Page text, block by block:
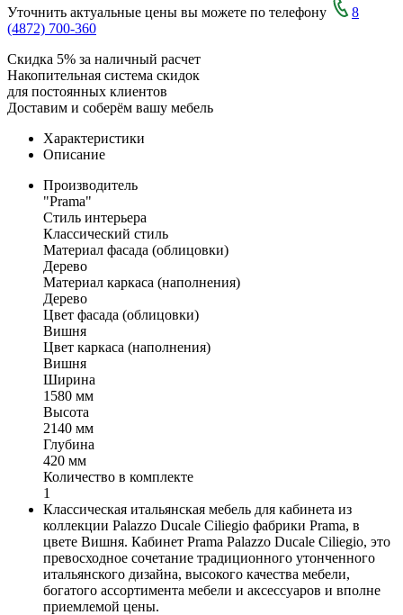
Уточнить актуальные цены вы можете по телефону
8
(4872) 700-360
Скидка 5% за наличный расчет
Накопительная система скидок
для постоянных клиентов
Доставим и соберём вашу мебель
Характеристики
Описание
Производитель
"Prama"
Стиль интерьера
Классический стиль
Материал фасада (облицовки)
Дерево
Материал каркаса (наполнения)
Дерево
Цвет фасада (облицовки)
Вишня
Цвет каркаса (наполнения)
Вишня
Ширина
1580 мм
Высота
2140 мм
Глубина
420 мм
Количество в комплекте
1
Классическая итальянская мебель для кабинета из
коллекции Palazzo Ducale Ciliegio фабрики Prama, в
цвете Вишня. Кабинет Prama Palazzo Ducale Ciliegio, это
превосходное сочетание традиционного утонченного
итальянского дизайна, высокого качества мебели,
богатого ассортимента мебели и аксессуаров и вполне
приемлемой цены.